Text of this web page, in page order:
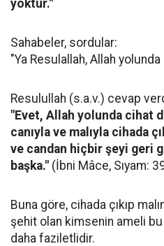
yoktur."
Sahabeler, sordular:
"Ya Resulallah, Allah yolunda
Resulullah (s.a.v.) cevap
"Evet, Allah yolunda cihat
canıyla ve malıyla cihada
ve candan hiçbir şeyi geri
başka." (İbni Mâce, Sıyam:
Buna göre, cihada çıkıp
şehit olan kimsenin ameli
daha faziletlidir.